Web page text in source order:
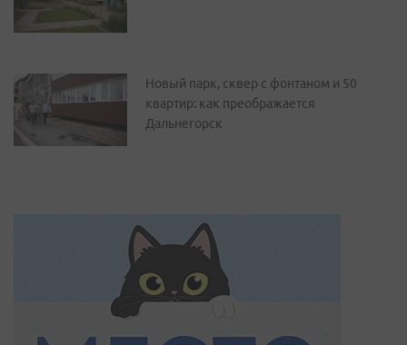
Новый парк, сквер с фонтаном и 50
квартир: как преображается
Дальнегорск